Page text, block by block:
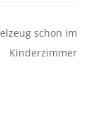
schon im
Kinderzimmer